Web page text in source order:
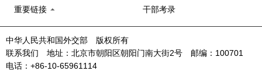
重要链接 干部考录
中华人民共和国外交部 版权所有
联系我们 地址：北京市朝阳区朝阳门南大街2号 邮编：100701
电话：+86-10-65961114